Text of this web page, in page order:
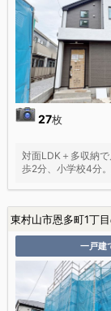
27枚
対面LDK＋多収納
歩2分、小学校4分
東村山市恩多町1丁
一戸建